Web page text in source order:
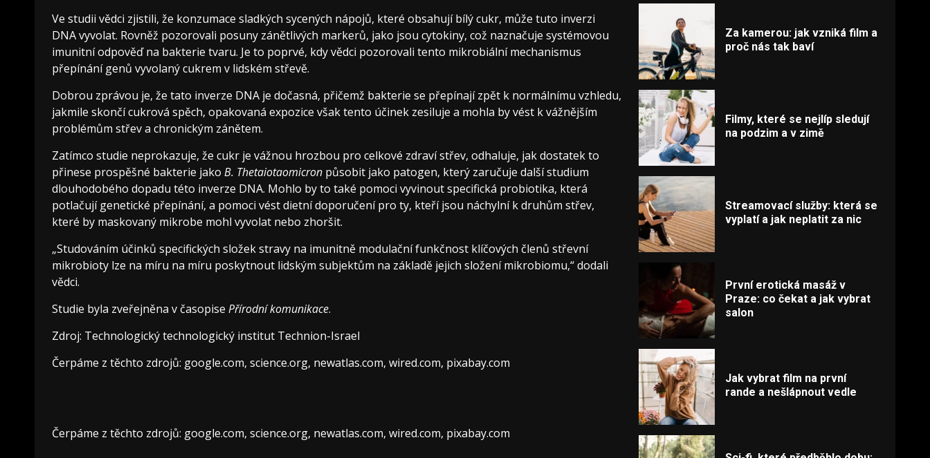
Ve studii vědci zjistili, že konzumace sladkých sycených nápojů, které obsahují bílý cukr, může tuto inverzi
DNA vyvolat. Rovněž pozorovali posuny zánětlivých markerů, jako jsou cytokiny, což naznačuje systémovou
imunitní odpověď na bakterie tvaru. Je to poprvé, kdy vědci pozorovali tento mikrobiální mechanismus
přepínání genů vyvolaný cukrem v lidském střevě.
Dobrou zprávou je, že tato inverze DNA je dočasná, přičemž bakterie se přepínají zpět k normálnímu vzhledu,
jakmile skončí cukrová spěch, opakovaná expozice však tento účinek zesiluje a mohla by vést k vážnějším
problémům střev a chronickým zánětem.
Zatímco studie neprokazuje, že cukr je vážnou hrozbou pro celkové zdraví střev, odhaluje, jak dostatek to
přinese prospěšné bakterie jako B. Thetaiotaomicron působit jako patogen, který zaručuje další studium
dlouhodobého dopadu této inverze DNA. Mohlo by to také pomoci vyvinout specifická probiotika, která
potlačují genetické přepínání, a pomoci vést dietní doporučení pro ty, kteří jsou náchylní k druhům střev,
které by maskovaný mikrobe mohl vyvolat nebo zhoršit.
„Studováním účinků specifických složek stravy na imunitně modulační funkčnost klíčových členů střevní
mikrobioty lze na míru na míru poskytnout lidským subjektům na základě jejich složení mikrobiomu,“ dodali
vědci.
Studie byla zveřejněna v časopise Přírodní komunikace.
Zdroj: Technologický technologický institut Technion-Israel
Čerpáme z těchto zdrojů: google.com, science.org, newatlas.com, wired.com, pixabay.com
Čerpáme z těchto zdrojů: google.com, science.org, newatlas.com, wired.com, pixabay.com
Za kamerou: jak vzniká film a
proč nás tak baví
Filmy, které se nejlíp sledují
na podzim a v zimě
Streamovací služby: která se
vyplatí a jak neplatit za nic
První erotická masáž v
Praze: co čekat a jak vybrat
salon
Jak vybrat film na první
rande a nešlápnout vedle